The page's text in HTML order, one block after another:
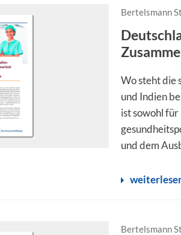
Bertelsmann
Wo steht die
und Indien
ist sowohl
und dem
Bertelsmann